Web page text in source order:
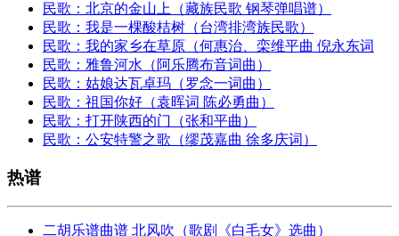
民歌：北京的金山上（藏族民歌 钢琴弹唱谱）
民歌：我是一棵酸桔树（台湾排湾族民歌）
民歌：我的家乡在草原（何惠治、栾维平曲 倪永东词
民歌：雅鲁河水（阿乐腾布音词曲）
民歌：姑娘达瓦卓玛（罗念一词曲）
民歌：祖国你好（袁晖词 陈必勇曲）
民歌：打开陕西的门（张和平曲）
民歌：公安特警之歌（缪茂嘉曲 徐多庆词）
热谱
二胡乐谱曲谱 北风吹（歌剧《白毛女》选曲）